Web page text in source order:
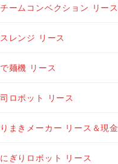
ームコンベクション リース
レンジ リース
麺機 リース
ロボット リース
まきメーカー リース＆現金
ぎりロボット リース